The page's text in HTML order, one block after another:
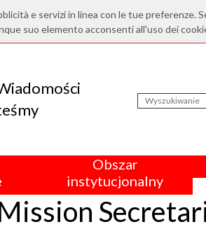
e servizi in linea con le tue preferenze.
suo elemento acconsenti all'uso dei
Obszar
instytucjonalny